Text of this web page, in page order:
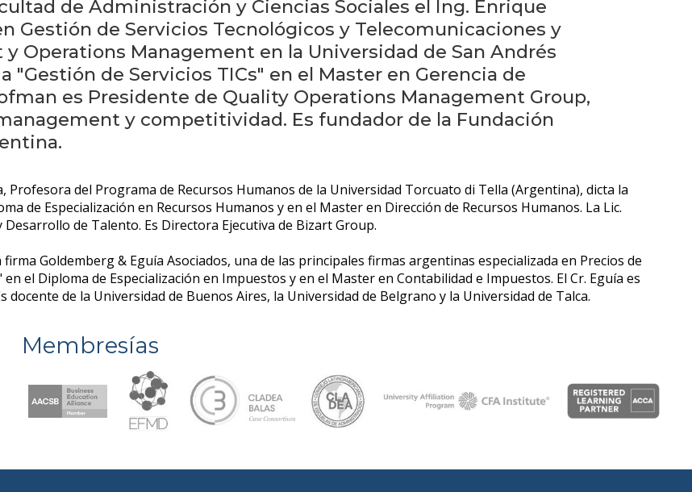
eventos
Testimonios
facultad
en
Blog
de Administración y Ciencias Sociales el Ing. Enrique
Gestión de Servicios Tecnológicos y Telecomunicaciones y
Operations Management en la Universidad de San Andrés
de Servicios TICs" en el Master en Gerencia de
es Presidente de Quality Operations Management Group,
y competitividad. Es fundador de la Fundación
Profesora del Programa de Recursos Humanos de la Universidad Torcuato di Tella (Argentina), dicta la
de Especialización en Recursos Humanos y en el Master en Dirección de Recursos Humanos. La Lic.
de Talento. Es Directora Ejecutiva de Bizart Group.
Goldemberg & Eguía Asociados, una de las principales firmas argentinas especializada en Precios de
el Diploma de Especialización en Impuestos y en el Master en Contabilidad e Impuestos. El Cr. Eguía es
de la Universidad de Buenos Aires, la Universidad de Belgrano y la Universidad de Talca.
Membresías